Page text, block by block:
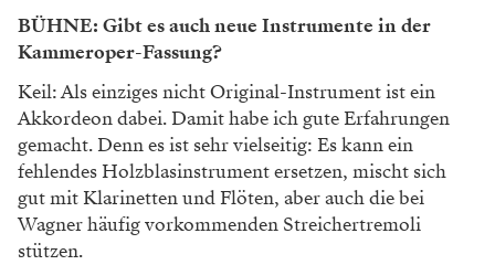
BÜHNE: Gibt es auch neue Instrumente in der
Kammeroper-Fassung?
Keil: Als einziges nicht Original-Instrument ist ein
Akkordeon dabei. Damit habe ich gute Erfahrungen
gemacht. Denn es ist sehr vielseitig: Es kann ein
fehlendes Holzblasinstrument ersetzen, mischt sich
gut mit Klarinetten und Flöten, aber auch die bei
Wagner häufig vorkommenden Streichertremoli
stützen.